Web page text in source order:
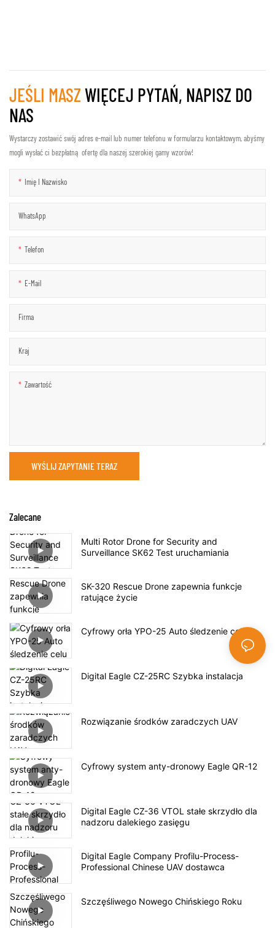
JEŚLI MASZWIĘCEJ PYTAŃ, NAPISZ DO
NAS
Wystarczy zostawić swój adres e-mail lub numer telefonu w formularzu kontaktowym, abyśmy
mogli wysłać ci bezpłatną ofertę dla naszej szerokiej gamy wzorów!
Imię I Nazwisko
WhatsApp
Telefon
E-Mail
Firma
Kraj
Zawartość
WYŚLIJ ZAPYTANIE TERAZ
Zalecane
Multi Rotor Drone for Security and
Surveillance SK62 Test uruchamiania
SK-320 Rescue Drone zapewnia funkcje
ratujące życie
Cyfrowy orła YPO-25 Auto śledzenie celu
Digital Eagle CZ-25RC Szybka instalacja
Rozwiązanie środków zaradczych UAV
Cyfrowy system anty-dronowy Eagle QR-12
Digital Eagle CZ-36 VTOL stałe skrzydło dla
nadzoru dalekiego zasięgu
Digital Eagle Company Profilu-Process-
Professional Chinese UAV dostawca
Szczęśliwego Nowego Chińskiego Roku